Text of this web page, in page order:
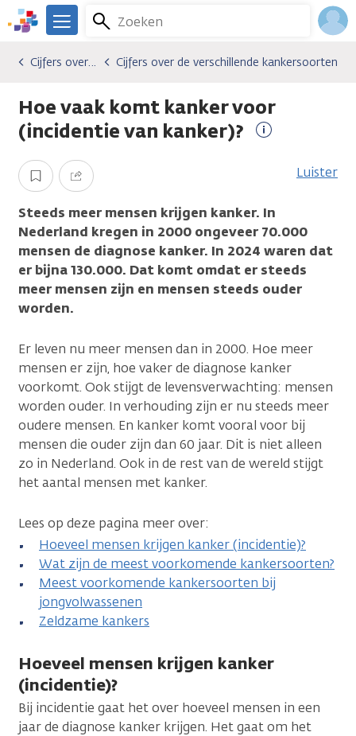
Overslaan
en
gaan
We
er
je.
Kanker.nl
Zoeken
Menu
Algemene onderwerpen
Cijfers over kanker
Cijfers over de verschillende kankersoorten
Cijfers over kankerCijfers over de verschillende kankersoorten
Hoe vaak komt kanker voor
(incidentie van kanker)?
informatie
Opslaan Delen Luister
Steeds meer mensen krijgen kanker. In
Nederland kregen in 2000 ongeveer 70.000
mensen de diagnose kanker. In 2024 waren dat
er bijna 130.000. Dat komt omdat er steeds
meer mensen zijn en mensen steeds ouder
worden.
Er leven nu meer mensen dan in 2000. Hoe meer
mensen er zijn, hoe vaker de diagnose kanker
voorkomt. Ook stijgt de levensverwachting: mensen
worden ouder. In verhouding zijn er nu steeds meer
oudere mensen. En kanker komt vooral voor bij
mensen die ouder zijn dan 60 jaar. Dit is niet alleen
zo in Nederland. Ook in de rest van de wereld stijgt
het aantal mensen met kanker.
Lees op deze pagina meer over:
Hoeveel mensen krijgen kanker (incidentie)?
Wat zijn de meest voorkomende kankersoorten?
Meest voorkomende kankersoorten bij
jongvolwassenen
Zeldzame kankers
Hoeveel mensen krijgen kanker
(incidentie)?
Bij incidentie gaat het over hoeveel mensen in een
jaar de diagnose kanker krijgen. Het gaat om het